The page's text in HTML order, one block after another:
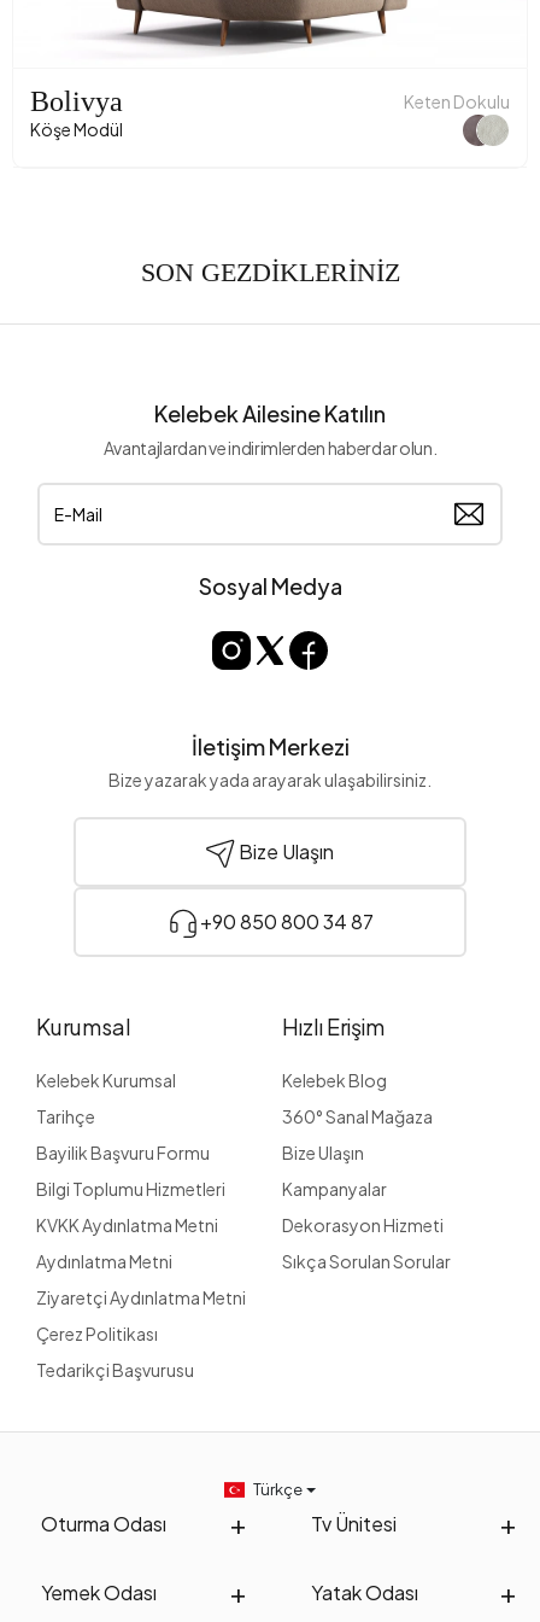
Yükseklik (mm)
Kumaş Rengi
Ayak Malzeme-Renk Polimer-Siyah
Bolivya
Köşe Modül
Keten Dokulu
SON GEZDİKLERİNİZ
Kelebek Ailesine Katılın
Avantajlardan ve indirimlerden haberdar olun.
Sosyal Medya
İletişim Merkezi
Bize yazarak yada arayarak ulaşabilirsiniz.
Bize Ulaşın
+90 850 800 34 87
Kurumsal
Kelebek Kurumsal
Tarihçe
Bayilik Başvuru Formu
Bilgi Toplumu Hizmetleri
KVKK Aydınlatma Metni
Aydınlatma Metni
Ziyaretçi Aydınlatma Metni
Çerez Politikası
Tedarikçi Başvurusu
Hızlı Erişim
Kelebek Blog
360° Sanal Mağaza
Bize Ulaşın
Kampanyalar
Dekorasyon Hizmeti
Sıkça Sorulan Sorular
Oturma Odası Tv Ünitesi
Yemek Odası Yatak Odası
Türkçe